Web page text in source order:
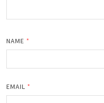
NAME *
EMAIL *